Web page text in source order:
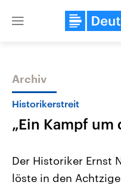
Close
Themen
Archiv
Historikerstreit
„Ein Kampf um
Der Historiker Ernst
löste in den